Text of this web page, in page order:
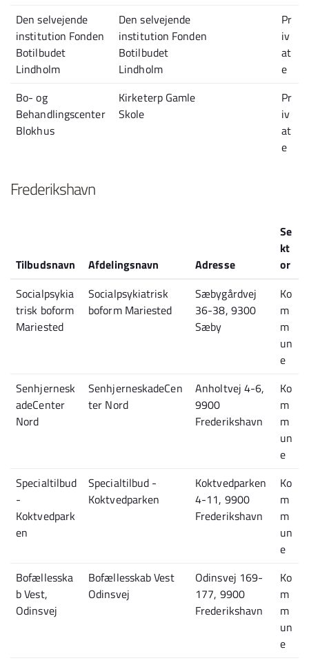
Den selvejende
institution Fonden
Botilbudet
Lindholm
Den selvejende
institution Fonden
Botilbudet
Lindholm
Pr
iv
at
e
Bo- og
Behandlingscenter
Blokhus
Kirketerp Gamle
Skole
Pr
iv
at
e
Frederikshavn
Tilbudsnavn Afdelingsnavn Adresse
Se
kt
or
Socialpsykia
trisk boform
Mariested
Socialpsykiatrisk
boform Mariested
Sæbygårdvej
36-38, 9300
Sæby
Ko
m
m
un
e
Senhjernesk
adeCenter
Nord
SenhjerneskadeCen
ter Nord
Anholtvej 4-6,
9900
Frederikshavn
Ko
m
m
un
e
Specialtilbud
-
Koktvedpark
en
Specialtilbud -
Koktvedparken
Koktvedparken
4-11, 9900
Frederikshavn
Ko
m
m
un
e
Bofællesska
b Vest,
Odinsvej
Bofællesskab Vest
Odinsvej
Odinsvej 169-
177, 9900
Frederikshavn
Ko
m
m
un
e